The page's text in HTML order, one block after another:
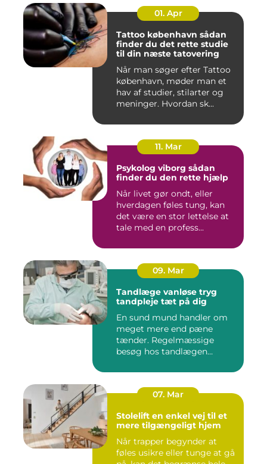
01. Apr
Tattoo københavn sådan
finder du det rette studie
til din næste tatovering
Når man søger efter Tattoo
københavn, møder man et
hav af studier, stilarter og
meninger. Hvordan sk...
11. Mar
Psykolog viborg sådan
finder du den rette hjælp
Når livet gør ondt, eller
hverdagen føles tung, kan
det være en stor lettelse at
tale med en profess...
09. Mar
Tandlæge vanløse tryg
tandpleje tæt på dig
En sund mund handler om
meget mere end pæne
tænder. Regelmæssige
besøg hos tandlægen
07. Mar
Stolelift en enkel vej til et
mere tilgængeligt hjem
Når trapper begynder at
føles usikre eller tunge at gå